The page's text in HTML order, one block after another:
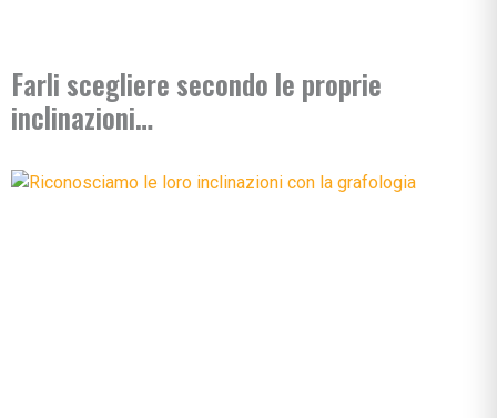
Farli scegliere secondo le proprie
inclinazioni…